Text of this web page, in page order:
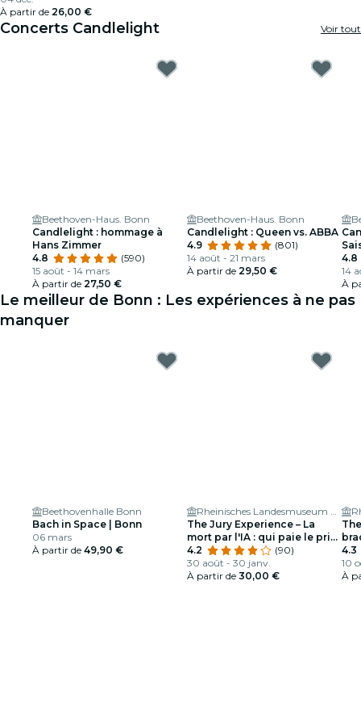
À partir de 26,00 €
Concerts Candlelight Voir tout
Beethoven-Haus. Bonn
Candlelight : hommage à
Hans Zimmer
4.8
(590)
15 août - 14 mars
À partir de 27,50 €
Beethoven-Haus. Bonn
Candlelight : Queen vs. ABBA
4.9
(801)
14 août - 21 mars
À partir de 29,50 €
4.8
14
À
Le meilleur de Bonn : Les expériences à ne pas
manquer
Beethovenhalle Bonn
Bach in Space | Bonn
06 mars
À partir de 49,90 €
Rheinisches Landesmuseum Bonn
The Jury Experience – La
mort par l'IA : qui paie le prix
?
4.2
(90)
30 août - 30 janv.
À partir de 30,00 €
4.3
10
À